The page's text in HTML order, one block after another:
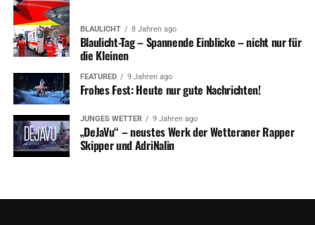
BLAULICHT 8 Jahren ago
Blaulicht-Tag – Spannende Einblicke – nicht nur für
die Kleinen
FEATURED 9 Jahren ago
Frohes Fest: Heute nur gute Nachrichten!
JUNGES WETTER 9 Jahren ago
„DeJaVu“ – neustes Werk der Wetteraner Rapper
Skipper und AdriNalin